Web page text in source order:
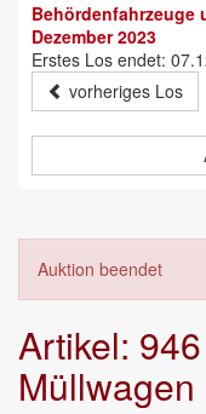
Dezember 2023
Erstes Los endet:
vorheriges Los
Auktion beendet
Artikel:
Müllwagen